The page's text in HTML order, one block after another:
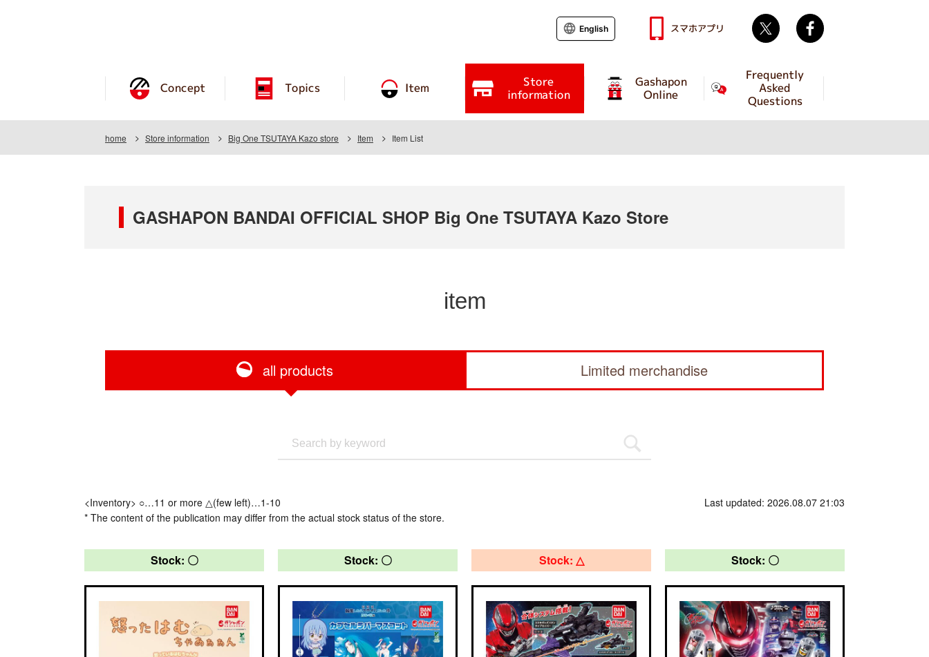
Concept Topics Item Store
information
Gashapon
Online
Frequently
Asked
Questions
English スマホアプリ Twitter
home Store information Big One TSUTAYA Kazo store Item Item List
GASHAPON BANDAI OFFICIAL SHOP Big One TSUTAYA Kazo Store
item
all products Limited merchandise
<Inventory> ○…11 or more △(few left)…1-10
* The content of the publication may differ from the actual stock status of the store.
Last updated: 2026.08.07 21:03
Stock: 〇 Stock: 〇 Stock: △ Stock: 〇